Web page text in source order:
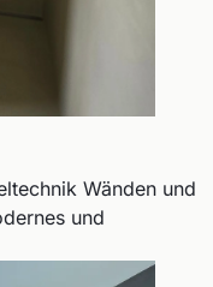
Wänden und
und